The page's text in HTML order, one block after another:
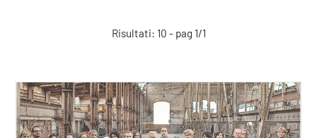
Risultati: 10 - pag 1/1